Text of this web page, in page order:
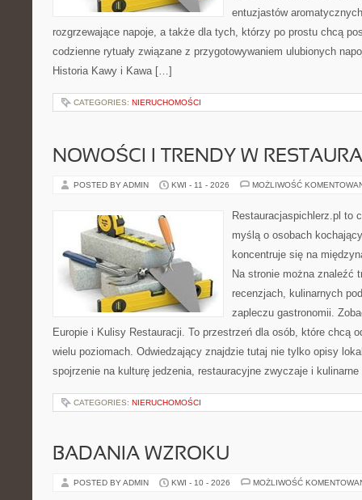
entuzjastów
rozgrzewające napoje, a także dla tych, którzy po prostu chcą
codzienne rytuały związane z przygotowywaniem ulubionych
Historia Kawy i Kawa […]
CATEGORIES: NIERUCHOMOŚCI
NOWOŚCI I TRENDY W
POSTED BY ADMIN KWI - 11 - 2026 MOŻLIWOŚĆ
Restauracjaspichlerz.pl to
myślą o osobach
koncentruje się na
Na stronie można znaleźć
recenzjach, kulinarnych
zapleczu gastronomii.
Europie i Kulisy Restauracji. To przestrzeń dla osób, które chcą
wielu poziomach. Odwiedzający znajdzie tutaj nie tylko opisy
spojrzenie na kulturę jedzenia, restauracyjne zwyczaje i
CATEGORIES: NIERUCHOMOŚCI
BADANIA WZROKU
POSTED BY ADMIN KWI - 10 - 2026 MOŻLIWOŚĆ